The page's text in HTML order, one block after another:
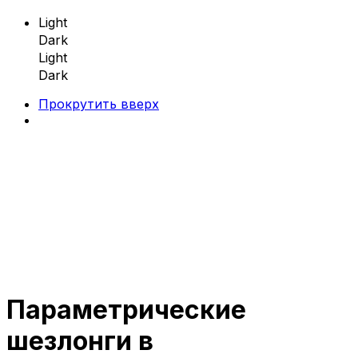
Light
Dark
Light
Dark
Прокрутить вверх
Параметрическая мебель
Параметрические скамейки
Параметрические кресла
Параметрические
шезлонги в